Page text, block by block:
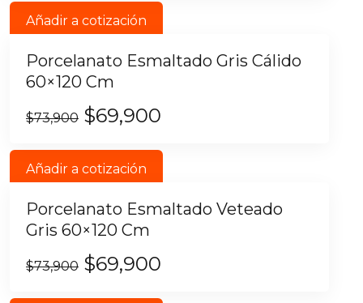
Añadir a cotización
Porcelanato Esmaltado Gris Cálido
60×120 Cm
$73,900 $69,900
Añadir a cotización
Porcelanato Esmaltado Veteado
Gris 60×120 Cm
$73,900 $69,900